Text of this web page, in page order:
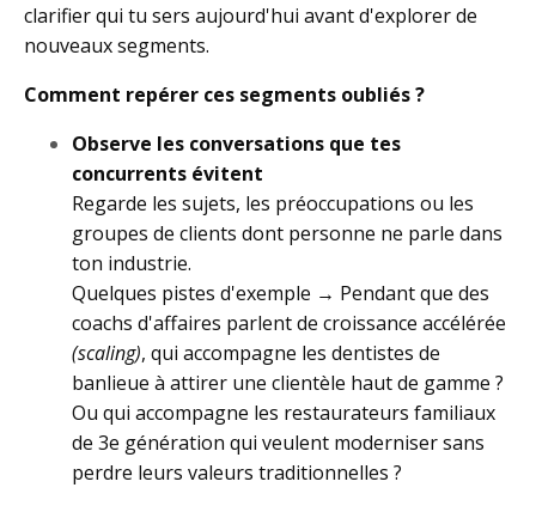
clarifier qui tu sers aujourd'hui avant d'explorer de
nouveaux segments.
Comment repérer ces segments oubliés ?
Observe les conversations que tes
concurrents évitent
Regarde les sujets, les préoccupations ou les
groupes de clients dont personne ne parle dans
ton industrie.
Quelques pistes d'exemple → Pendant que des
coachs d'affaires parlent de croissance accélérée
(scaling), qui accompagne les dentistes de
banlieue à attirer une clientèle haut de gamme ?
Ou qui accompagne les restaurateurs familiaux
de 3e génération qui veulent moderniser sans
perdre leurs valeurs traditionnelles ?